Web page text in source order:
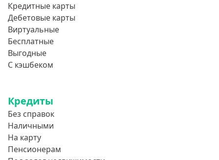
Кредитные карты
Дебетовые карты
Виртуальные
Бесплатные
Выгодные
С кэшбеком
Кредиты
Без справок
Наличными
На карту
Пенсионерам